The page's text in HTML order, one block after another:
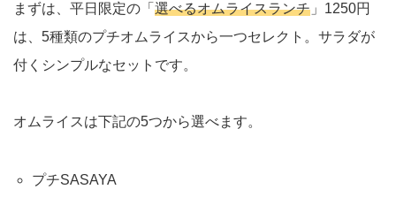
まずは、平日限定の「 選べるオムライスランチ 」1250円
は、5種類のプチオムライスから一つセレクト。サラダが
付くシンプルなセットです。
オムライスは下記の5つから選べます。
プチSASAYA